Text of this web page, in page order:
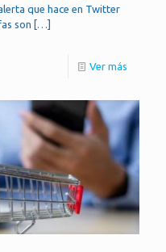
que hace en Twitter
son […]
Ver más